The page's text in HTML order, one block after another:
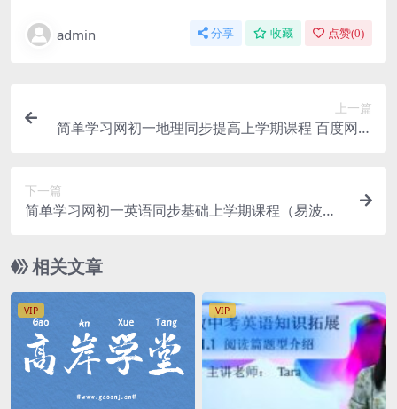
admin 分享 收藏 点赞(0)
上一篇
简单学习网初一地理同步提高上学期课程 百度网盘
下一篇
简单学习网初一英语同步基础上学期课程（易波、
相关文章
VIP VIP